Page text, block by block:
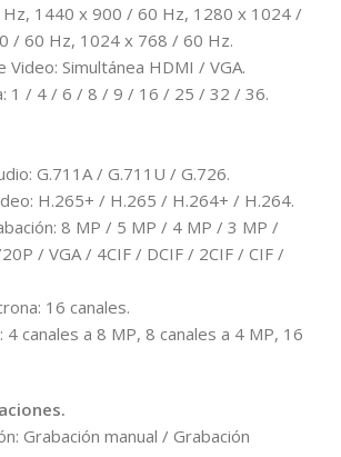
1440 x 900 / 60 Hz, 1280 x 1024 /
/ 60 Hz, 1024 x 768 / 60 Hz.
Video: Simultánea HDMI / VGA.
1 / 4 / 6 / 8 / 9 / 16 / 25 / 32 / 36.
G.711A / G.711U / G.726.
H.265+ / H.265 / H.264+ / H.264.
8 MP / 5 MP / 4 MP / 3 MP /
/ VGA / 4CIF / DCIF / 2CIF / CIF /
16 canales.
4 canales a 8 MP, 8 canales a 4 MP, 16
Grabación manual / Grabación